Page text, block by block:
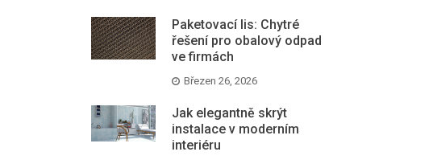
Paketovací lis: Chytré
řešení pro obalový odpad
ve firmách
Březen 26, 2026
Jak elegantně skrýt
instalace v moderním
interiéru